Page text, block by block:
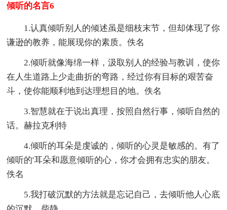
倾听的名言6
1.认真倾听别人的倾述虽是细枝末节，但却体现了你
谦逊的教养，能展现你的素质。佚名
2.倾听就像海绵一样，汲取别人的经验与教训，使你
在人生道路上少走曲折的弯路，经过你有目标的艰苦奋
斗，使你能顺利地到达理想目的地。佚名
3.智慧就在于说出真理，按照自然行事，倾听自然的
话。赫拉克利特
4.倾听的耳朵是虔诚的，倾听的心灵是敏感的。有了
倾听的'耳朵和愿意倾听的心，你才会拥有忠实的朋友。
佚名
5.我打破沉默的方法就是忘记自己，去倾听他人心底